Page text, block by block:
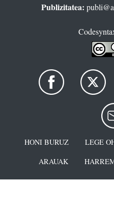
Publizitatea:
HONI BURUZ LEGE
ARAUAK